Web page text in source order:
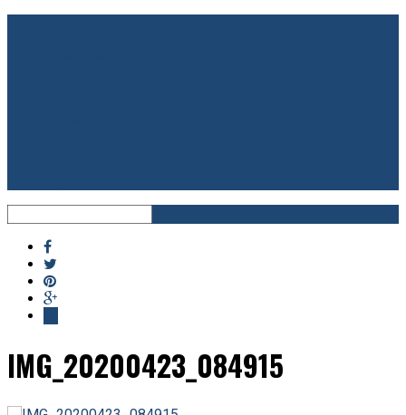
IMG_20200423_084915